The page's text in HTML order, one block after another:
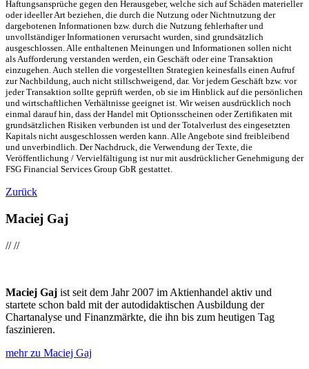
Haftungsansprüche gegen den Herausgeber, welche sich auf Schäden materieller
oder ideeller Art beziehen, die durch die Nutzung oder Nichtnutzung der
dargebotenen Informationen bzw. durch die Nutzung fehlerhafter und
unvollständiger Informationen verursacht wurden, sind grundsätzlich
ausgeschlossen. Alle enthaltenen Meinungen und Informationen sollen nicht
als Aufforderung verstanden werden, ein Geschäft oder eine Transaktion
einzugehen. Auch stellen die vorgestellten Strategien keinesfalls einen Aufruf
zur Nachbildung, auch nicht stillschweigend, dar. Vor jedem Geschäft bzw. vor
jeder Transaktion sollte geprüft werden, ob sie im Hinblick auf die persönlichen
und wirtschaftlichen Verhältnisse geeignet ist. Wir weisen ausdrücklich noch
einmal darauf hin, dass der Handel mit Optionsscheinen oder Zertifikaten mit
grundsätzlichen Risiken verbunden ist und der Totalverlust des eingesetzten
Kapitals nicht ausgeschlossen werden kann. Alle Angebote sind freibleibend
und unverbindlich. Der Nachdruck, die Verwendung der Texte, die
Veröffentlichung / Vervielfältigung ist nur mit ausdrücklicher Genehmigung der
FSG Financial Services Group GbR gestattet.
Zurück
Maciej Gaj
////
Maciej Gaj ist seit dem Jahr 2007 im Aktienhandel aktiv und
startete schon bald mit der autodidaktischen Ausbildung der
Chartanalyse und Finanzmärkte, die ihn bis zum heutigen Tag
faszinieren.
mehr zu Maciej Gaj